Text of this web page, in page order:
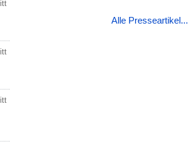
Alle Presseartikel...